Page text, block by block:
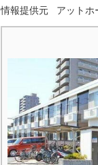
情報提供元 アットホ